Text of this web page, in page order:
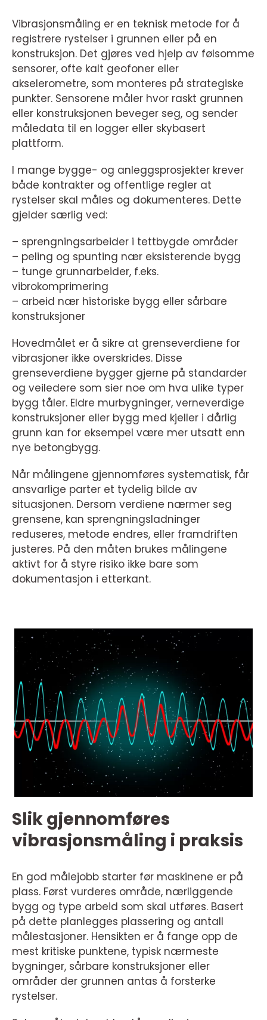
Vibrasjonsmåling er en teknisk metode for å
registrere rystelser i grunnen eller på en
konstruksjon. Det gjøres ved hjelp av følsomme
sensorer, ofte kalt geofoner eller
akselerometre, som monteres på strategiske
punkter. Sensorene måler hvor raskt grunnen
eller konstruksjonen beveger seg, og sender
måledata til en logger eller skybasert
plattform.
I mange bygge- og anleggsprosjekter krever
både kontrakter og offentlige regler at
rystelser skal måles og dokumenteres. Dette
gjelder særlig ved:
– sprengningsarbeider i tettbygde områder
– peling og spunting nær eksisterende bygg
– tunge grunnarbeider, f.eks.
vibrokomprimering
– arbeid nær historiske bygg eller sårbare
konstruksjoner
Hovedmålet er å sikre at grenseverdiene for
vibrasjoner ikke overskrides. Disse
grenseverdiene bygger gjerne på standarder
og veiledere som sier noe om hva ulike typer
bygg tåler. Eldre murbygninger, verneverdige
konstruksjoner eller bygg med kjeller i dårlig
grunn kan for eksempel være mer utsatt enn
nye betongbygg.
Når målingene gjennomføres systematisk, får
ansvarlige parter et tydelig bilde av
situasjonen. Dersom verdiene nærmer seg
grensene, kan sprengningsladninger
reduseres, metode endres, eller framdriften
justeres. På den måten brukes målingene
aktivt for å styre risiko ikke bare som
dokumentasjon i etterkant.
Slik gjennomføres
vibrasjonsmåling i praksis
En god målejobb starter før maskinene er på
plass. Først vurderes område, nærliggende
bygg og type arbeid som skal utføres. Basert
på dette planlegges plassering og antall
målestasjoner. Hensikten er å fange opp de
mest kritiske punktene, typisk nærmeste
bygninger, sårbare konstruksjoner eller
områder der grunnen antas å forsterke
rystelser.